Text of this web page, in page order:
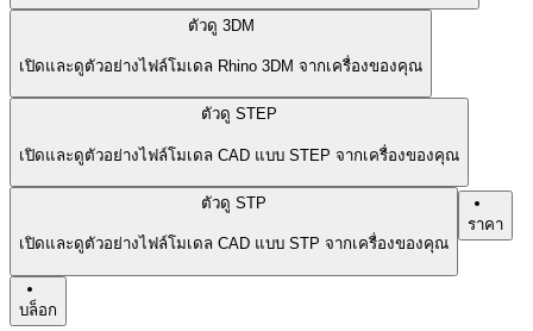
ตัวดู 3DM
เปิดและดูตัวอย่างไฟล์โมเดล Rhino 3DM จากเครื่องของคุณ
ตัวดู STEP
เปิดและดูตัวอย่างไฟล์โมเดล CAD แบบ STEP จากเครื่องของคุณ
ตัวดู STP
เปิดและดูตัวอย่างไฟล์โมเดล CAD แบบ STP จากเครื่องของคุณ
ราคา
บล็อก